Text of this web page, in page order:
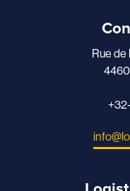
Rue de